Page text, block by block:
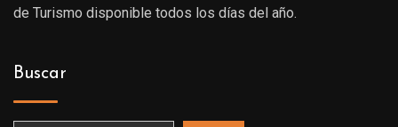
de Turismo disponible todos los días del año.
Buscar